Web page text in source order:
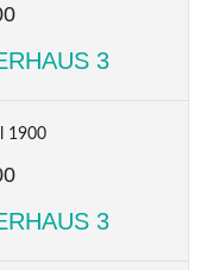
3
1900
3